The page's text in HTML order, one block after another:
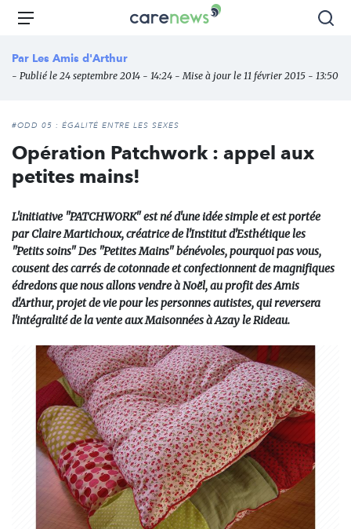
Aller
principal
Carenews,
des
l'engagement
Menu
Par Les Amis d'Arthur
- Publié le 24 septembre 2014 - 14:24 - Mise à jour le 11 février 2015 - 13:50
#ODD 05 : ÉGALITÉ ENTRE LES SEXES
Opération Patchwork : appel aux
petites mains!
L'initiative "PATCHWORK" est né d'une idée simple et est portée
par Claire Martichoux, créatrice de l'Institut d'Esthétique les
"Petits soins" Des "Petites Mains" bénévoles, pourquoi pas vous,
cousent des carrés de cotonnade et confectionnent de magnifiques
édredons que nous allons vendre à Noël, au profit des Amis
d'Arthur, projet de vie pour les personnes autistes, qui reversera
l'intégralité de la vente aux Maisonnées à Azay le Rideau.